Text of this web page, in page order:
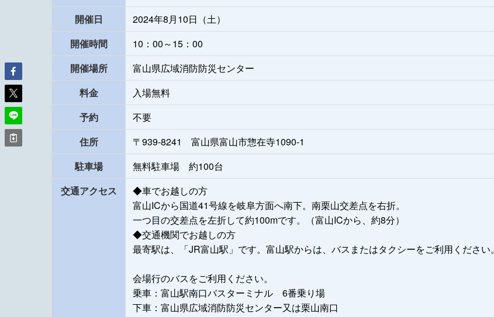
開催日
2024年8月10日（土）
開催時間
10：00～15：00
開催場所
富山県広域消防防災センター
料金
入場無料
予約
不要
住所
〒939-8241 富山県富山市惣在寺1090-1
駐車場
無料駐車場 約100台
交通アクセス
◆車でお越しの方
富山ICから国道41号線を岐阜方面へ南下。南栗山交差点を右折。
一つ目の交差点を左折して約100mです。（富山ICから、約8分）
◆交通機関でお越しの方
最寄駅は、「JR富山駅」です。富山駅からは、バスまたはタクシーをご利用ください。
会場行のバスをご利用ください。
乗車：富山駅南口バスターミナル 6番乗り場
下車：富山県広域消防防災センター又は栗山南口